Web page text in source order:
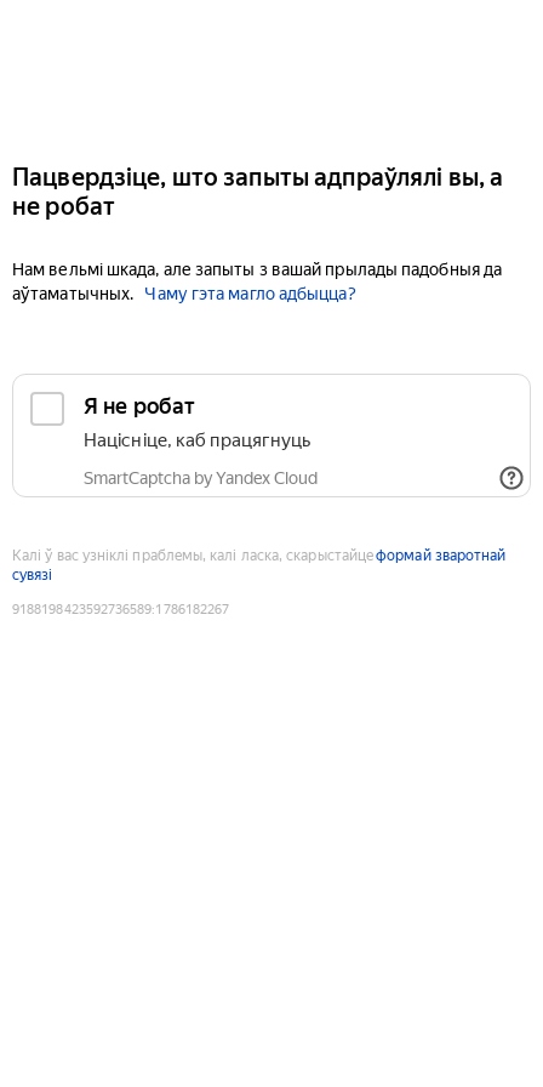
Пацвердзіце, што запыты адпраўлялі вы, а
не робат
Нам вельмі шкада, але запыты з вашай прылады падобныя да
аўтаматычных.
Чаму гэта магло адбыцца?
Я не робат
Націсніце, каб працягнуць
SmartCaptcha by Yandex Cloud
Калі ў вас узніклі праблемы, калі ласка, скарыстайцеформай зваротнай
сувязі
9188198423592736589:1786182267